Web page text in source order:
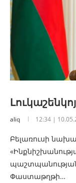
aliq 12:34 |
Բելառուսի
Փաստաթղթի…